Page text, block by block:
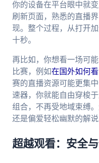
你的设备在平台眼中就
刷新页面，熟悉的直播
现。整个过程，从打开
十秒。
再比如，你想看一场可
比赛，例如在国外如何
赛的直播资源可能更集
速器，你就能自由穿梭
组合，不再受地域束缚
还是偏爱轻松幽默的解
超越观看：安全